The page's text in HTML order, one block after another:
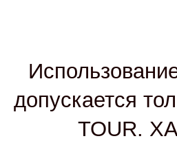
допускается
TOUR.